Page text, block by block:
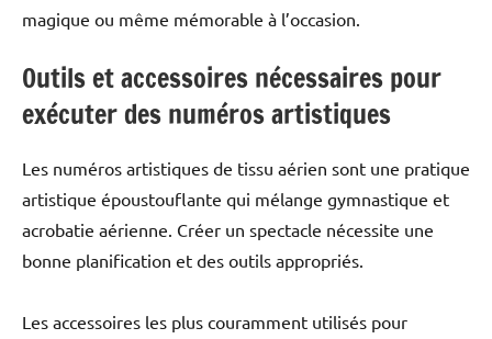
magique ou même mémorable à l’occasion.
Outils et accessoires nécessaires pour
exécuter des numéros artistiques
Les numéros artistiques de tissu aérien sont une pratique
artistique époustouflante qui mélange gymnastique et
acrobatie aérienne. Créer un spectacle nécessite une
bonne planification et des outils appropriés.
Les accessoires les plus couramment utilisés pour